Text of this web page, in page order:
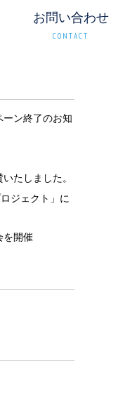
お問い合わせ
CONTACT
ーン終了のお知
たしました。
ジェクト」に
を開催